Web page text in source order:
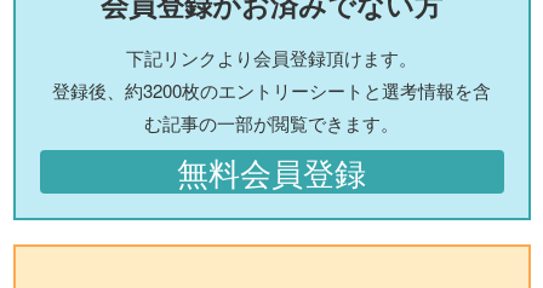
下記リンクより会員登録頂けます。
登録後、約3200枚のエントリーシートと選考情報を含
む記事の一部が閲覧できます。
無料会員登録